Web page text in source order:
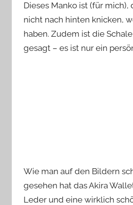
Dieses Manko ist (für
nicht nach hinten knicken,
haben. Zudem ist die
gesagt – es ist nur ein
Wie man auf den Bildern
gesehen hat das Akira
Leder und eine wirklich